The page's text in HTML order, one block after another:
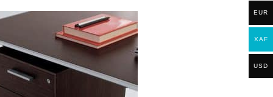
EUR
XAF
USD